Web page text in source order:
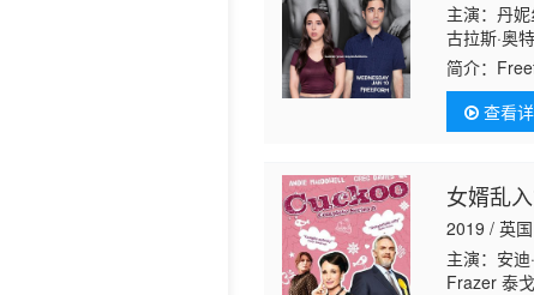
主演：丹妮
古拉斯·奥
尔 贾斯汀·
尔西·帕瑞
丝特·波维
简介：
和Benji
查看
女婿乱
2019 / 英国
主演：安
Frazer 泰